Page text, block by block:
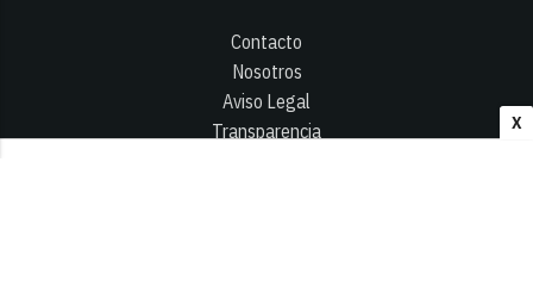
X
Contacto
Nosotros
Aviso Legal
Transparencia